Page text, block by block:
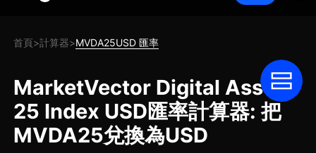
首頁>計算器>MVDA25USD 匯率
MarketVector Digital Assets
25 Index USD匯率計算器: 把
MVDA25兌換為USD